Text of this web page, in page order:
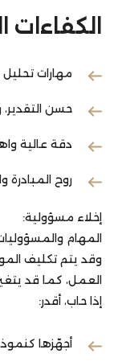
الكفاءات
مهارات
حسن التقدير،
دقة عالية
روح المبادرة
إخلاء مسؤولية:
المهام
وقد يتم تكليف
العمل، كما قد
إذا حاب، أقدر:
أجهّزها